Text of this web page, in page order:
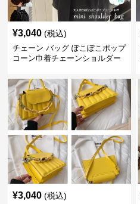
¥3,040 (税込)
チェーン バッグ ぽこぽこポップ
コーン巾着チェーンショルダー
¥3,040 (税込)